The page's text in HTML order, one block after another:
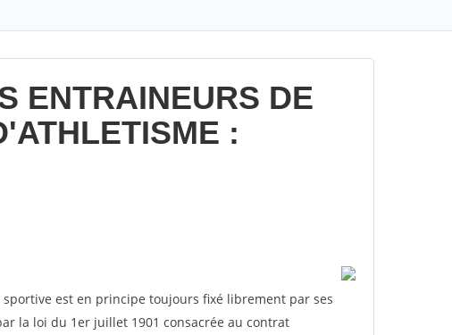
ENTRAINEURS DE
:
est en principe toujours fixé librement par ses
la loi du 1er juillet 1901 consacrée au contrat